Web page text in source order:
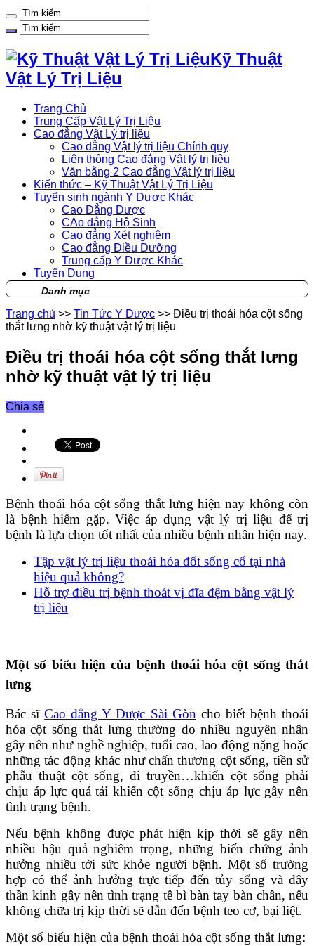
Kỹ Thuật
Vật Lý Trị Liệu
Trang Chủ
Trung Cấp Vật Lý Trị Liệu
Cao đẳng Vật Lý trị liệu
Cao đẳng Vật lý trị liệu Chính quy
Liên thông Cao đẳng Vật lý trị liệu
Văn bằng 2 Cao đẳng Vật lý trị liệu
Kiến thức – Kỹ Thuật Vật Lý Trị Liệu
Tuyển sinh ngành Y Dược Khác
Cao Đẳng Dược
CAo đẳng Hộ Sinh
Cao đẳng Xét nghiệm
Cao đẳng Điều Dưỡng
Trung cấp Y Dược Khác
Tuyển Dụng
Danh mục
Trang chủ >> Tin Tức Y Dược >> Điều trị thoái hóa cột sống
thắt lưng nhờ kỹ thuật vật lý trị liệu
Điều trị thoái hóa cột sống thắt lưng
nhờ kỹ thuật vật lý trị liệu
Chia sẻ
Bệnh thoái hóa cột sống thắt lưng hiện nay không còn
là bệnh hiếm gặp. Việc áp dụng vật lý trị liệu để trị
bệnh là lựa chọn tốt nhất của nhiều bệnh nhân hiện nay.
Tập vật lý trị liệu thoái hóa đốt sống cổ tại nhà
hiệu quả không?
Hỗ trợ điều trị bệnh thoát vị đĩa đệm bằng vật lý
trị liệu
Một số biểu hiện của bệnh thoái hóa cột sống thắt
lưng
Bác sĩCao đẳng Y Dược Sài Gòncho biết bệnh thoái
hóa cột sống thắt lưng thường do nhiều nguyên nhân
gây nên như nghề nghiệp, tuổi cao, lao động nặng hoặc
những tác động khác như chấn thương cột sống, tiền sử
phẫu thuật cột sống, di truyền…khiến cột sống phải
chịu áp lực quá tải khiến cột sống chịu áp lực gây nên
tình trạng bệnh.
Nếu bệnh không được phát hiện kịp thời sẽ gây nên
nhiều hậu quả nghiêm trọng, những biến chứng ảnh
hưởng nhiều tới sức khỏe người bệnh. Một số trường
hợp có thể ảnh hưởng trực tiếp đến tủy sống và dây
thần kinh gây nên tình trạng tê bì bàn tay bàn chân, nếu
không chữa trị kịp thời sẽ dẫn đến bệnh teo cơ, bại liệt.
Một số biểu hiện của bệnh thoái hóa cột sống thắt lưng: